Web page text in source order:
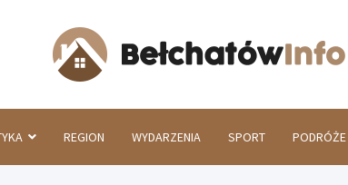
REGION WYDARZENIA SPORT PODRÓŻE